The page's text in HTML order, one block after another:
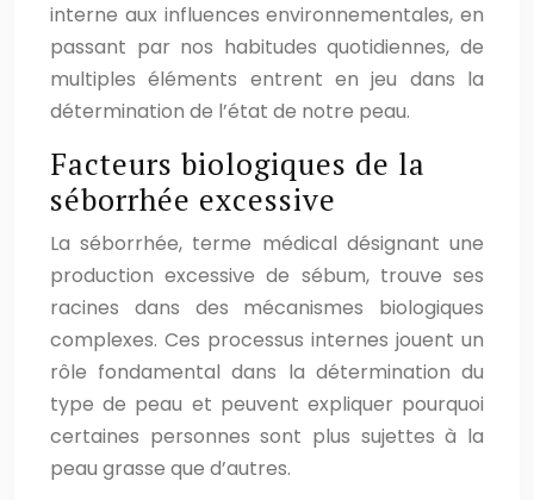
interne aux influences environnementales, en
passant par nos habitudes quotidiennes, de
multiples éléments entrent en jeu dans la
détermination de l’état de notre peau.
Facteurs biologiques de la
séborrhée excessive
La séborrhée, terme médical désignant une
production excessive de sébum, trouve ses
racines dans des mécanismes biologiques
complexes. Ces processus internes jouent un
rôle fondamental dans la détermination du
type de peau et peuvent expliquer pourquoi
certaines personnes sont plus sujettes à la
peau grasse que d’autres.